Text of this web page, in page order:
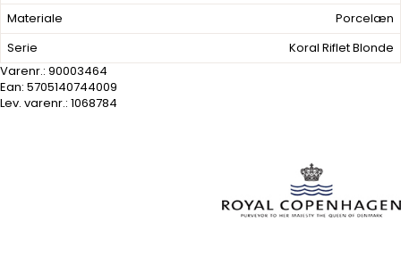
Materiale
Porcelæn
Serie
Koral Riflet Blonde
Varenr.: 90003464
Ean: 5705140744009
Lev. varenr.: 1068784